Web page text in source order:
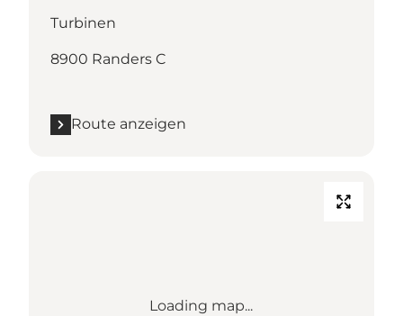
Turbinen
8900 Randers C
Route anzeigen
Loading map...